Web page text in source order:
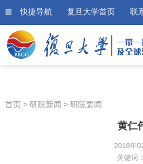
快捷导航 复旦大学首页 联
首页 > 研院新闻 > 研院要闻
黄仁
2018年
关键词：